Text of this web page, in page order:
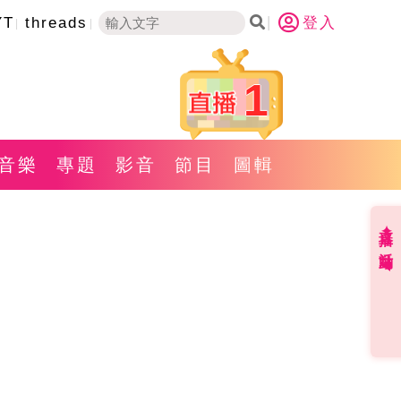
threads 登入
1
樂 專題 影音 節目 圖輯
直播✦活動